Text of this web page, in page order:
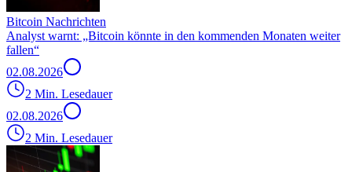
Bitcoin Nachrichten
Analyst warnt: „Bitcoin könnte in den kommenden Monaten weiter
fallen“
02.08.2026
2 Min. Lesedauer
02.08.2026
2 Min. Lesedauer